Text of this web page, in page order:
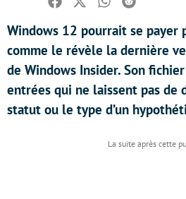
Facebook
TwitterWhatsapp
Reddit
Windows 12 pourrait se payer
comme le révèle la dernière
de Windows Insider. Son
entrées qui ne laissent pas de
statut ou le type d’un